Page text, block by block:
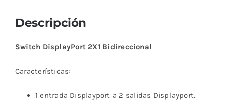
Descripción
Switch DisplayPort 2X1 Bidireccional
Características:
1 entrada Displayport a 2 salidas Displayport.